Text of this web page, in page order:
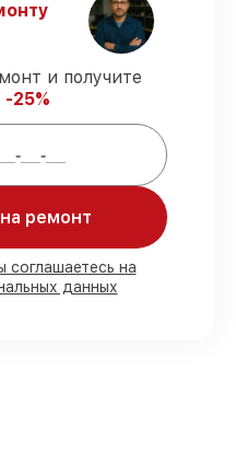
сроков
–
духового
согласованные с
– все работы по
с
наблюдения
для духовых
и получите
25%
ремонт
соглашаетесь на
данных